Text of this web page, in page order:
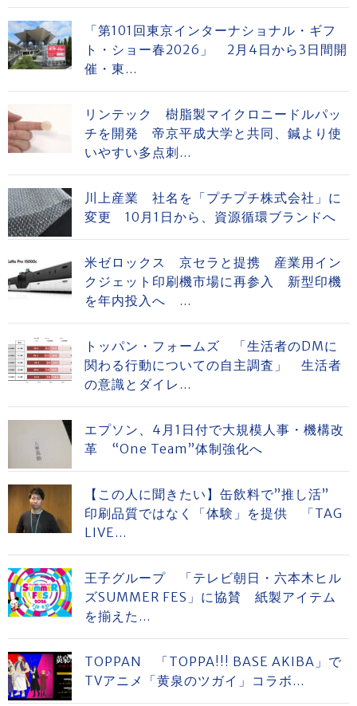
「第101回東京インターナショナル・ギフ
ト・ショー春2026」 2月4日から3日間開
催・東...
リンテック 樹脂製マイクロニードルパッ
チを開発 帝京平成大学と共同、鍼より使
いやすい多点刺...
川上産業 社名を「プチプチ株式会社」に
変更 10月1日から、資源循環ブランドへ
米ゼロックス 京セラと提携 産業用イン
クジェット印刷機市場に再参入 新型印機
を年内投入へ ...
トッパン・フォームズ 「生活者のDMに
関わる行動についての自主調査」 生活者
の意識とダイレ...
エプソン、4月1日付で大規模人事・機構改
革 “One Team”体制強化へ
【この人に聞きたい】缶飲料で”推し活”
印刷品質ではなく「体験」を提供 「TAG
LIVE...
王子グループ 「テレビ朝日・六本木ヒル
ズSUMMER FES」に協賛 紙製アイテム
を揃えた...
TOPPAN 「TOPPA!!! BASE AKIBA」で
TVアニメ「黄泉のツガイ」コラボ...